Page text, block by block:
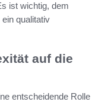
ist wichtig, dem
qualitativ
auf die
entscheidende Rolle